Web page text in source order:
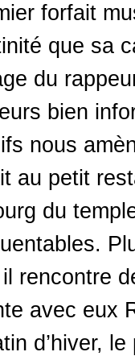
forfait
que sa
du
bien
nous
au petit
du
rencontre
avec eux
d’hiver,